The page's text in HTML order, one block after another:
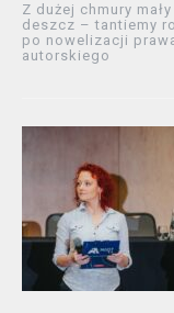
Z dużej chmury mały
deszcz – tantiemy
po nowelizacji
autorskiego